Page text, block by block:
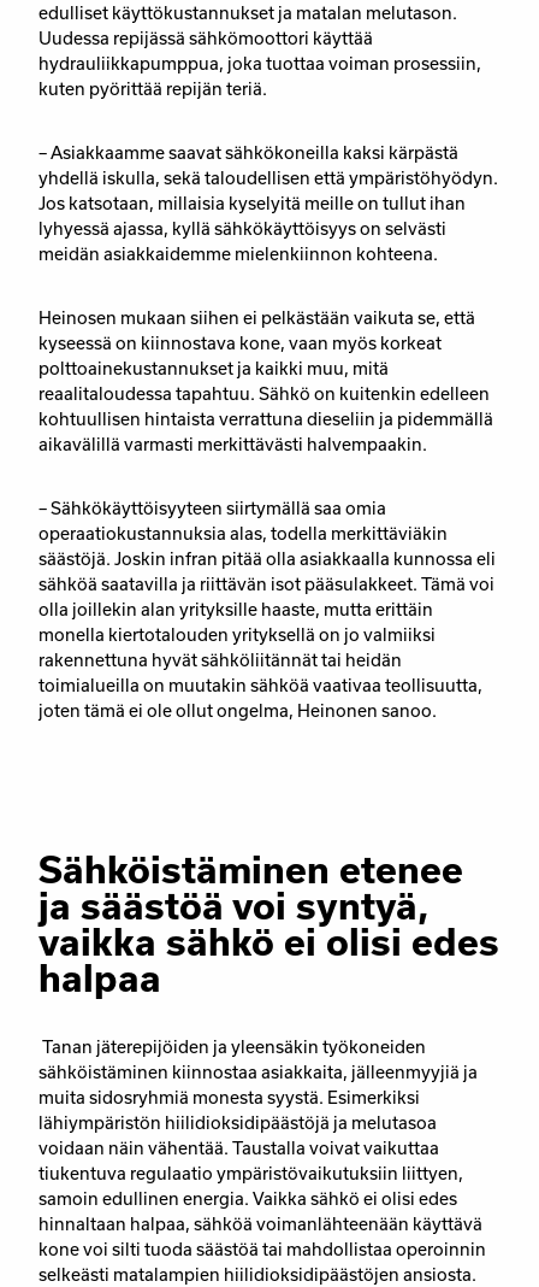
edulliset käyttökustannukset ja matalan melutason.
Uudessa repijässä sähkömoottori käyttää
hydrauliikkapumppua, joka tuottaa voiman prosessiin,
kuten pyörittää repijän teriä.
– Asiakkaamme saavat sähkökoneilla kaksi kärpästä
yhdellä iskulla, sekä taloudellisen että ympäristöhyödyn.
Jos katsotaan, millaisia kyselyitä meille on tullut ihan
lyhyessä ajassa, kyllä sähkökäyttöisyys on selvästi
meidän asiakkaidemme mielenkiinnon kohteena.
Heinosen mukaan siihen ei pelkästään vaikuta se, että
kyseessä on kiinnostava kone, vaan myös korkeat
polttoainekustannukset ja kaikki muu, mitä
reaalitaloudessa tapahtuu. Sähkö on kuitenkin edelleen
kohtuullisen hintaista verrattuna dieseliin ja pidemmällä
aikavälillä varmasti merkittävästi halvempaakin.
– Sähkökäyttöisyyteen siirtymällä saa omia
operaatiokustannuksia alas, todella merkittäviäkin
säästöjä. Joskin infran pitää olla asiakkaalla kunnossa eli
sähköä saatavilla ja riittävän isot pääsulakkeet. Tämä voi
olla joillekin alan yrityksille haaste, mutta erittäin
monella kiertotalouden yrityksellä on jo valmiiksi
rakennettuna hyvät sähköliitännät tai heidän
toimialueilla on muutakin sähköä vaativaa teollisuutta,
joten tämä ei ole ollut ongelma, Heinonen sanoo.
Sähköistäminen etenee
ja säästöä voi syntyä,
vaikka sähkö ei olisi edes
halpaa
Tanan jäterepijöiden ja yleensäkin työkoneiden
sähköistäminen kiinnostaa asiakkaita, jälleenmyyjiä ja
muita sidosryhmiä monesta syystä. Esimerkiksi
lähiympäristön hiilidioksidipäästöjä ja melutasoa
voidaan näin vähentää. Taustalla voivat vaikuttaa
tiukentuva regulaatio ympäristövaikutuksiin liittyen,
samoin edullinen energia. Vaikka sähkö ei olisi edes
hinnaltaan halpaa, sähköä voimanlähteenään käyttävä
kone voi silti tuoda säästöä tai mahdollistaa operoinnin
selkeästi matalampien hiilidioksidipäästöjen ansiosta.